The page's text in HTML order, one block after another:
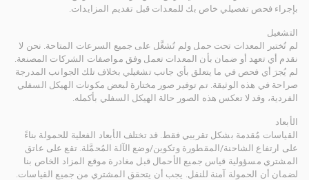
بإجراء فحص تفصيلي خاص بك للمعدات قبل تقديم المزايدات.
التشغيل
لم تُختبر المعدات تحت حمل ولم تُشغَّل على جميع السرعات المتاحة. نحن لا
نقدم أي تعهد أو ضمان بأن المعدات تعمل وفق مواصفات الشركات المصنعة.
لم يُجرَ أي فحص في ما يتعلق بأي جانب تشغيلي بخلاف تلك الجوانب المدرجة
صراحة في هذه الوثيقة. تم توفير صور مختارة لبعض مكونات الهيكل السفلي
الفردية، وقد لا تعكس هذه الصور حالة الهيكل السفلي بأكمله.
الأبعاد
القياسات مُقدمة بشكل تقريبي فقط. قد تختلف الأبعاد الفعلية للحمولة بناءً
على ارتفاع الشاحنة/المقطورة وتكوين/وضع الآلة المُحمَّلة. تقع على عاتق
المشتري مسؤولية قياس جميع الأحمال قبل مغادرة موقع المزاد الخاص بنا
لضمان أن الحمولة آمنة للنقل. يجب أن يتحقق المشتري من جميع القياسات.